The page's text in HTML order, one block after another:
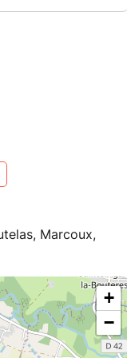
Marcoux,
+
−